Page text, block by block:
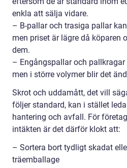
enkla att sälja vidare.
– B-pallar och trasiga pallar
men priset är lägre då köparen
dem.
– Engångspallar och
men i större volymer blir det
Skrot och uddamått, det vill
följer standard, kan i stället
hantering och avfall. För
intäkten är det därför klokt att:
– Sortera bort tydligt skadat
träemballage